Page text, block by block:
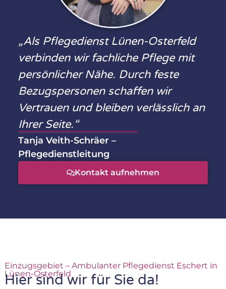
„Als Pflegedienst Lünen-Osterfeld
verbinden wir fachliche Pflege mit
persönlicher Nähe. Durch feste
Bezugspersonen schaffen wir
Vertrauen und bleiben verlässlich an
Ihrer Seite.“
Tanja Veith-Schräer –
Pflegedienstleitung
Kontakt aufnehmen
Einzugsgebiet – Ambulanter Pflegedienst Eschert in
Lünen-Osterfeld
Hier sind wir für Sie da!